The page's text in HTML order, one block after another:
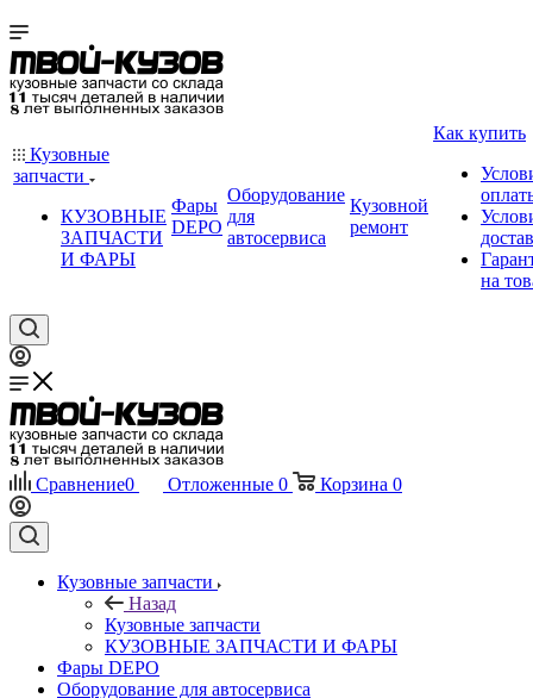
Кузовные
запчасти
КУЗОВНЫЕ
ЗАПЧАСТИ
И ФАРЫ
Фары
DEPO
Оборудование
для
автосервиса
Кузовной
ремонт
Как купить
на
Сравнение0 Отложенные 0 Корзина 0
Кузовные запчасти
Назад
Кузовные запчасти
КУЗОВНЫЕ ЗАПЧАСТИ И ФАРЫ
Фары DEPO
Оборудование для автосервиса